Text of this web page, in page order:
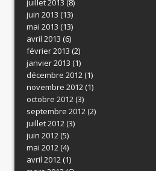
juillet 2013 (8)
juin 2013 (13)
mai 2013 (13)
avril 2013 (6)
février 2013 (2)
janvier 2013 (1)
décembre 2012(1)
novembre 2012(1)
octobre 2012(3)
septembre 2012(2)
juillet 2012(3)
juin 2012(5)
mai 2012(4)
avril 2012(1)